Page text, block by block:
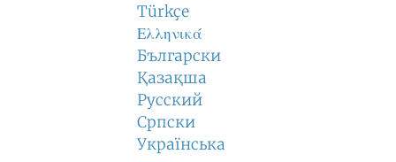
Türkçe
Ελληνικά
Български
Қазақша
Русский
Српски
Українська